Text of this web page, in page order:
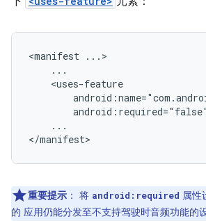
<manifest
android:required="false"
...
重要提示 ： 将 android:required 属性
的 应用仍能分发至不支持驾驶时音频功能的设